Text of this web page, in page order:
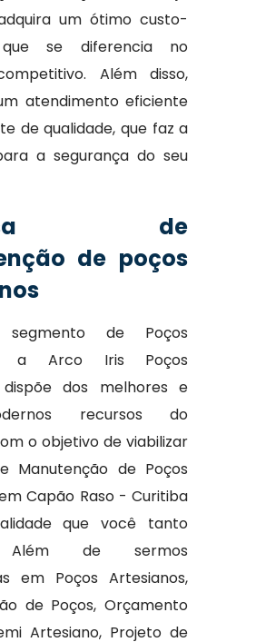
um ótimo custo-
se diferencia no
Além disso,
atendimento eficiente
de qualidade, que faz a
a segurança do seu
de
de poços
de Poços
a Arco Iris Poços
dispõe dos melhores e
recursos do
o objetivo de viabilizar
Manutenção de Poços
Capão Raso - Curitiba
que você tanto
Além de sermos
em Poços Artesianos,
de Poços, Orçamento
Artesiano, Projeto de